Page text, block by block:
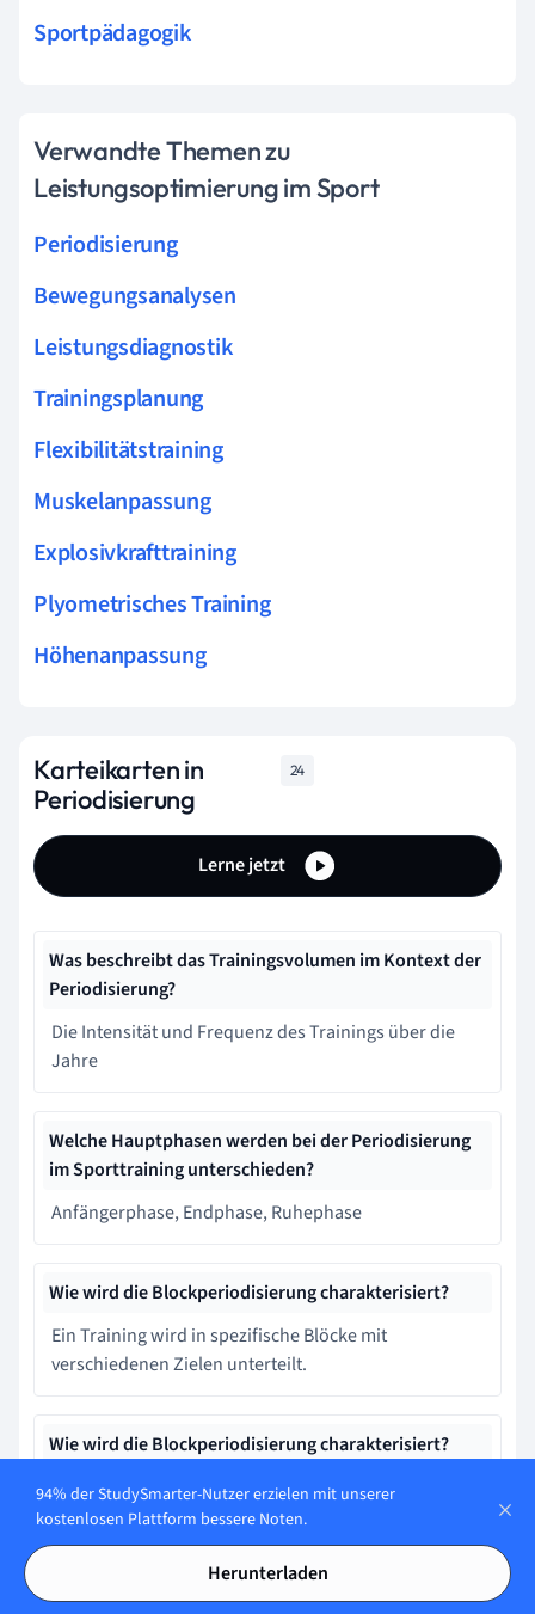
Sportpädagogik
Verwandte Themen zu
Leistungsoptimierung im Sport
Periodisierung
Bewegungsanalysen
Leistungsdiagnostik
Trainingsplanung
Flexibilitätstraining
Muskelanpassung
Explosivkrafttraining
Plyometrisches Training
Höhenanpassung
Karteikarten in
Periodisierung
24
Lerne jetzt
Was beschreibt das Trainingsvolumen im Kontext der
Periodisierung?
Die Intensität und Frequenz des Trainings über die
Jahre
Welche Hauptphasen werden bei der Periodisierung
im Sporttraining unterschieden?
Anfängerphase, Endphase, Ruhephase
Wie wird die Blockperiodisierung charakterisiert?
Ein Training wird in spezifische Blöcke mit
verschiedenen Zielen unterteilt.
Wie wird die Blockperiodisierung charakterisiert?
Fokus auf lange Pausen zwischen Trainingsphasen.
Welche Perioden umfasst die Periodisierung?
94% der StudySmarter-Nutzer erzielen mit unserer
kostenlosen Plattform bessere Noten.
Herunterladen